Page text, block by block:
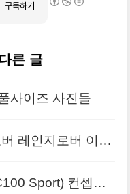
구독하기
른 글
사이즈 사진들
레인지로버 이보
Sport) 컨셉트